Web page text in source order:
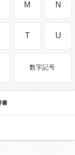
M N
T U
数字記号
書